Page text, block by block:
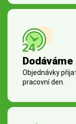
Objednávky
pracovní den.